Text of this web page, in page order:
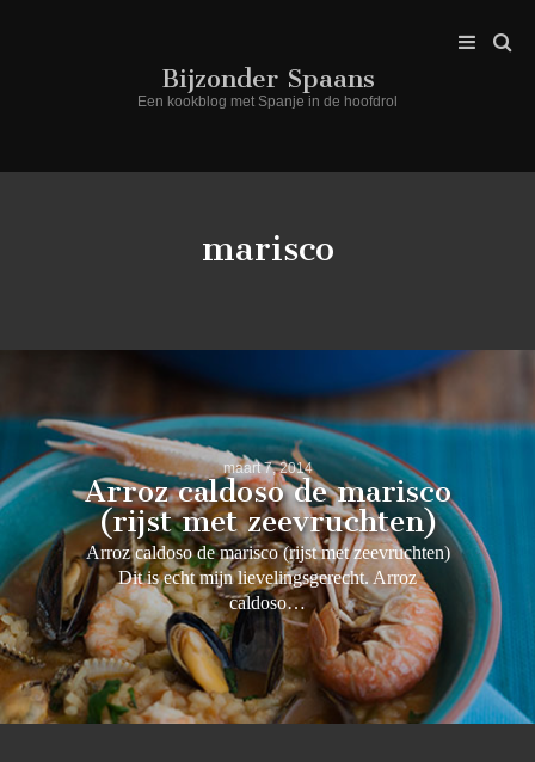
Bijzonder Spaans
Een kookblog met Spanje in de hoofdrol
marisco
maart 7, 2014
Arroz caldoso de marisco
(rijst met zeevruchten)
Arroz caldoso de marisco (rijst met zeevruchten)
Dit is echt mijn lievelingsgerecht. Arroz
caldoso…